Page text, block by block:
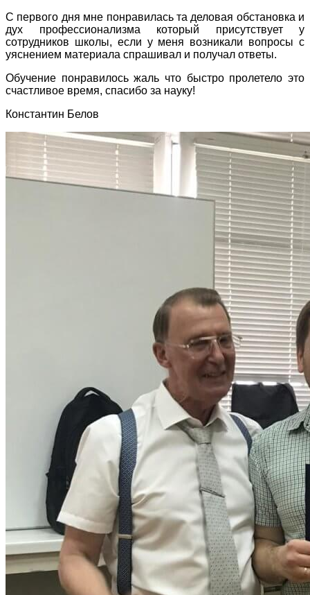
С первого дня мне понравилась та деловая обстановка и
дух профессионализма который присутствует у
сотрудников школы, если у меня возникали вопросы с
уяснением материала спрашивал и получал ответы.
Обучение понравилось жаль что быстро пролетело это
счастливое время, спасибо за науку!
Константин Белов